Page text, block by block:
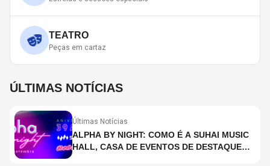
TEATRO
Peças em cartaz
ÚLTIMAS NOTÍCIAS
Últimas Notícias
ALPHA BY NIGHT: COMO É A SUHAI MUSIC
HALL, CASA DE EVENTOS DE DESTAQUE